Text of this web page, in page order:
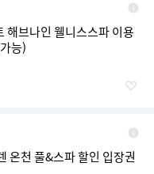
해브나인 웰니스스파 이용
능)
온천 풀&스파 할인 입장권